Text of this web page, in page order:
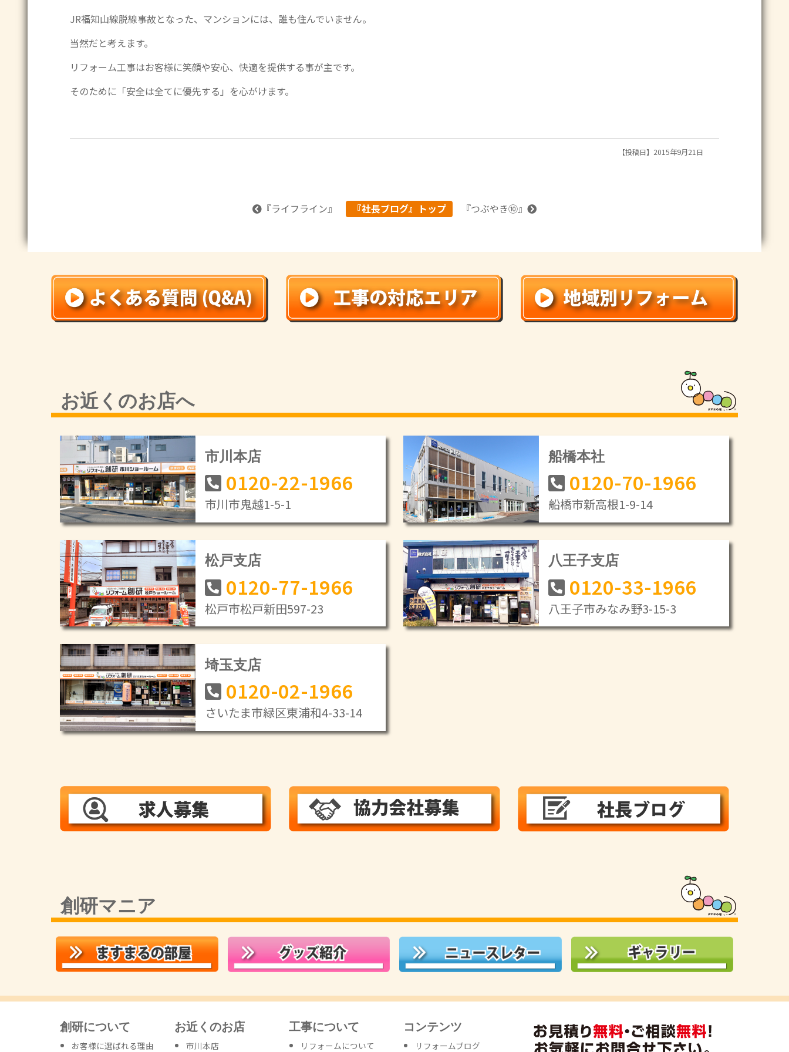
JR福知山線脱線事故となった、マンションには、誰も住んでいません。
当然だと考えます。
リフォーム工事はお客様に笑顔や安心、快適を提供する事が主です。
そのために「安全は全てに優先する」を心がけます。
【投稿日】2015年9月21日
『ライフライン』 『社長ブログ』トップ 『つぶやき⑩』
お近くのお店へ
市川本店
0120-22-1966
市川市鬼越1-5-1
船橋本社
0120-70-1966
船橋市新高根1-9-14
松戸支店
0120-77-1966
松戸市松戸新田597-23
八王子支店
0120-33-1966
八王子市みなみ野3-15-3
埼玉支店
0120-02-1966
さいたま市緑区東浦和4-33-14
創研マニア
創研について
お客様に選ばれる理由
お近くのお店
市川本店
工事について
リフォームについて
コンテンツ
リフォームブログ